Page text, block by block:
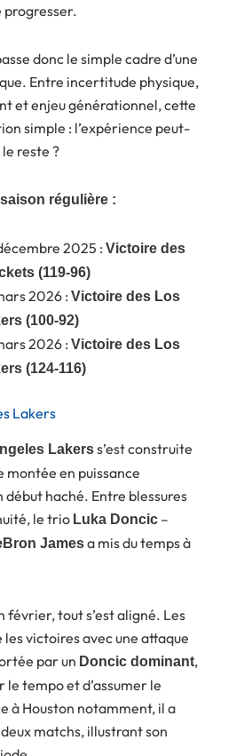
progresser.
donc le simple cadre d’une
Entre incertitude physique,
et enjeu générationnel, cette
simple : l’expérience peut-
reste ?
régulière :
2025 : Victoire des
(119-96)
2026 : Victoire des Los
(100-92)
2026 : Victoire des Los
(124-116)
Lakers
Lakerss’est construite
montée en puissance
début haché. Entre blessures
le trio Luka Doncic –
Jamesa mis du temps à
février, tout s’est aligné. Les
victoires avec une attaque
par un Doncic dominant,
tempo et d’assumer le
à Houston notamment, il a
matchs, illustrant son